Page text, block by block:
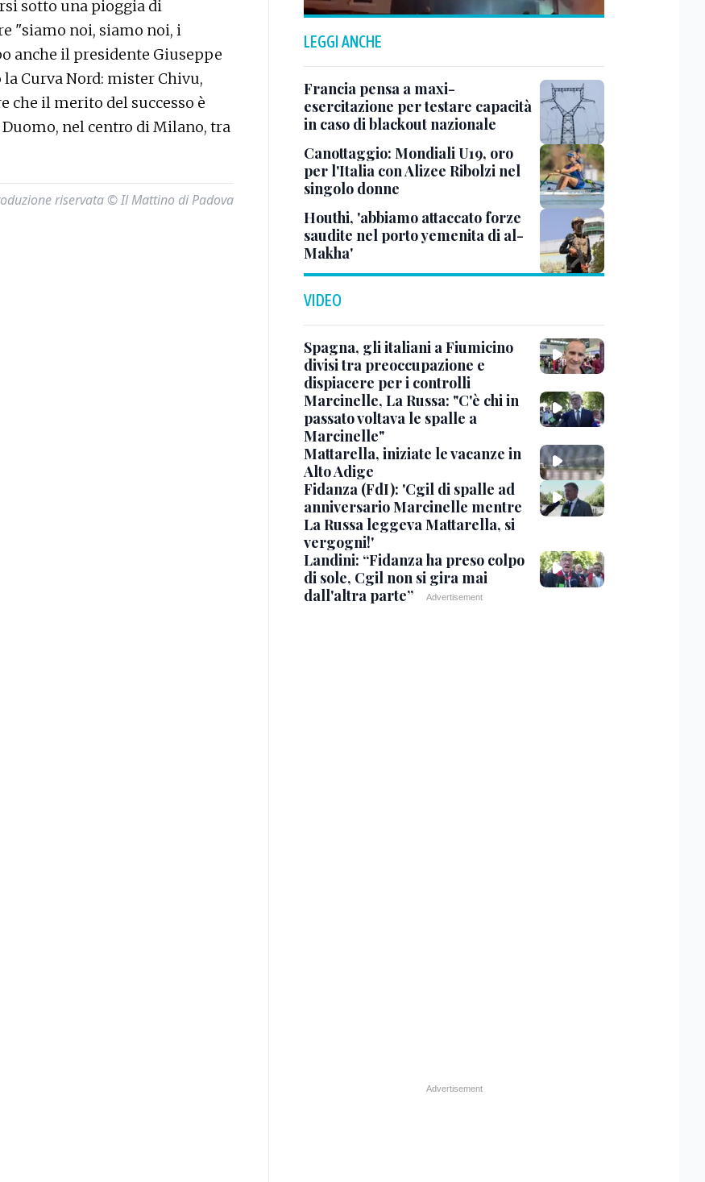
sotto una pioggia di
"siamo noi, siamo noi, i
anche il presidente Giuseppe
Curva Nord: mister Chivu,
che il merito del successo è
nel centro di Milano, tra
riservata © Il Mattino di Padova
LEGGI ANCHE
Francia pensa a maxi-
esercitazione per testare capacità
in caso di blackout nazionale
Canottaggio: Mondiali U19, oro
per l'Italia con Alizee Ribolzi nel
singolo donne
Houthi, 'abbiamo attaccato forze
saudite nel porto yemenita di al-
Makha'
VIDEO
Spagna, gli italiani a Fiumicino
divisi tra preoccupazione e
dispiacere per i controlli
Marcinelle, La Russa: "C'è chi in
passato voltava le spalle a
Marcinelle"
Mattarella, iniziate le vacanze in
Alto Adige
Fidanza (FdI): 'Cgil di spalle ad
anniversario Marcinelle mentre
La Russa leggeva Mattarella, si
vergogni!'
Landini: “Fidanza ha preso colpo
di sole, Cgil non si gira mai
dall'altra parte”